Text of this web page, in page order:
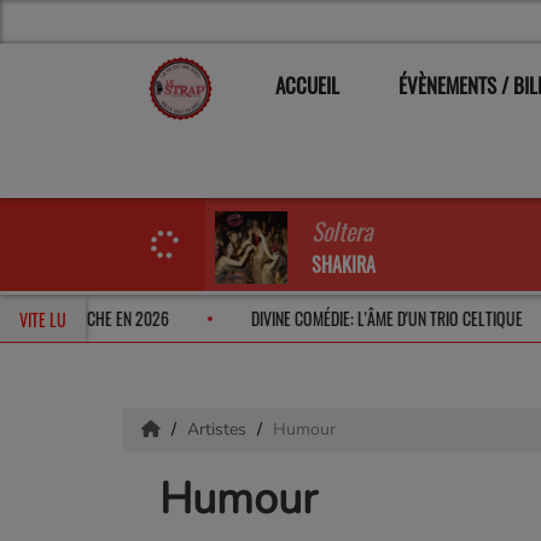
ACCUEIL ÉVÈNEMENTS /
Soltera
SHAKIRA
VITE LU
ON RETROUVERA LILI ROCHE EN 2026 DIVINE COMÉDIE: L'ÂME D'UN
Artistes Humour
Humour